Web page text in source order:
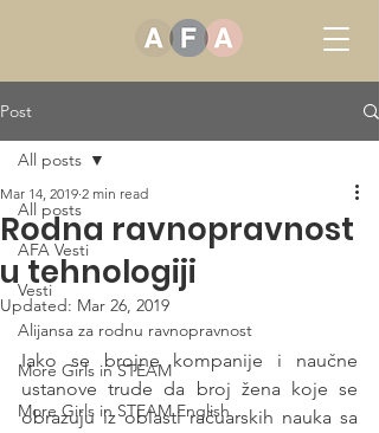
Post
All posts
AFA Vesti
Vesti
Alijansa za rodnu ravnopravnost
More Girls in STEAM
More Girls in STEAM English
All posts
Rodna ravnopravnost
u tehnologiji
Mar 14, 2019 2 min read
Updated: Mar 26, 2019
Iako se brojne kompanije i naučne
ustanove trude da broj žena koje se
obrazuju iz oblasti račuarskih nauka sa